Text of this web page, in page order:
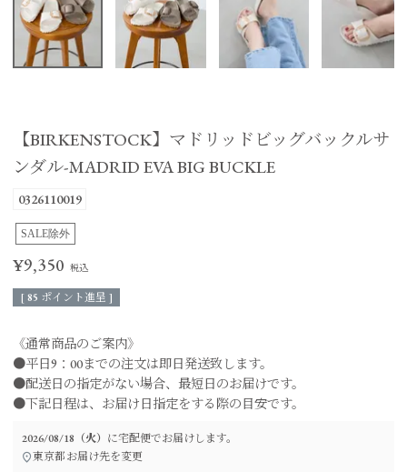
【BIRKENSTOCK】マドリッドビッグバックルサ
ンダル-MADRID EVA BIG BUCKLE
0326110019
SALE除外
¥9,350
[ 85 ポイント進呈 ]
《通常商品のご案内》
●平日9：00までの注文は即日発送致します。
●配送日の指定がない場合、最短日のお届けです。
●下記日程は、お届け日指定をする際の目安です。
2026/08/18（火） に宅配便でお届けします。
東京都お届け先を変更